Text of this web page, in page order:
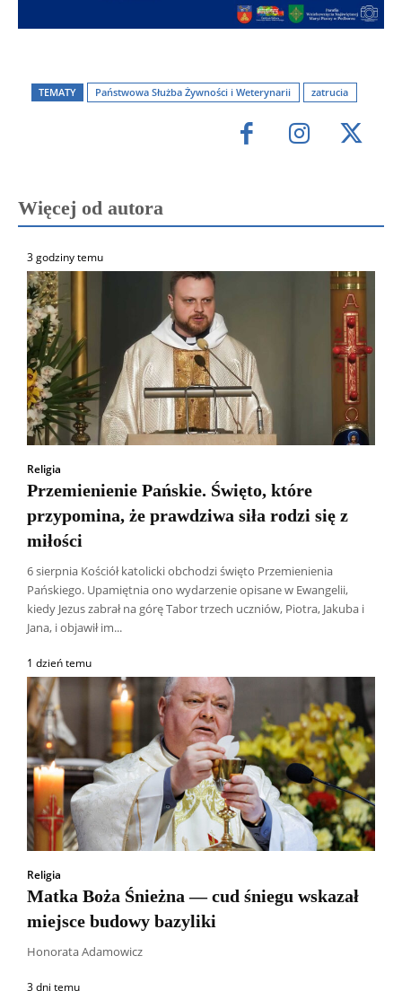
TEMATY Państwowa Służba Żywności i Weterynarii zatrucia
Więcej od autora
3 godziny temu
Religia
Przemienienie Pańskie. Święto, które
przypomina, że prawdziwa siła rodzi się z
miłości
6 sierpnia Kościół katolicki obchodzi święto Przemienienia
Pańskiego. Upamiętnia ono wydarzenie opisane w Ewangelii,
kiedy Jezus zabrał na górę Tabor trzech uczniów, Piotra, Jakuba i
Jana, i objawił im...
1 dzień temu
Religia
Matka Boża Śnieżna — cud śniegu wskazał
miejsce budowy bazyliki
Honorata Adamowicz
3 dni temu